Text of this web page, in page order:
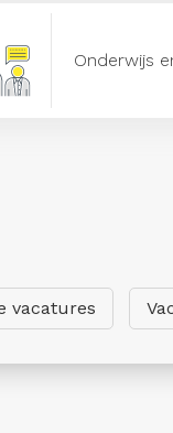
Onderwijs
vacatures